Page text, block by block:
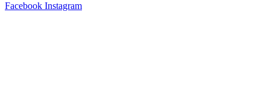
Facebook Instagram